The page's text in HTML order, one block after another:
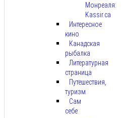
Монреаля:
Kassir.ca
Интересное
кино
Канадская
рыбалка
Литературная
страница
Путешествия,
туризм
Сам
себе